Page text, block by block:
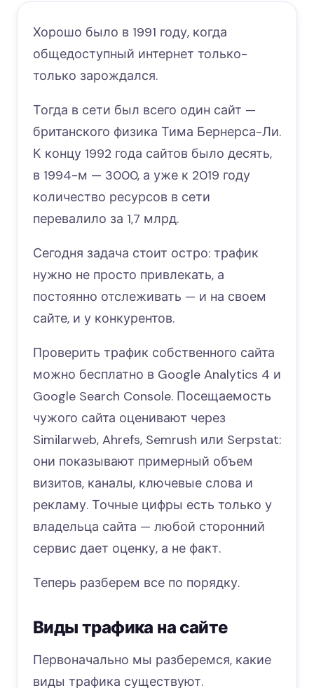
Хорошо было в 1991 году, когда
общедоступный интернет только-
только зарождался.
Тогда в сети был всего один сайт —
британского физика Тима Бернерса-Ли.
К концу 1992 года сайтов было десять,
в 1994-м — 3000, а уже к 2019 году
количество ресурсов в сети
перевалило за 1,7 млрд.
Сегодня задача стоит остро: трафик
нужно не просто привлекать, а
постоянно отслеживать — и на своем
сайте, и у конкурентов.
Проверить трафик собственного сайта
можно бесплатно в Google Analytics 4 и
Google Search Console. Посещаемость
чужого сайта оценивают через
Similarweb, Ahrefs, Semrush или Serpstat:
они показывают примерный объем
визитов, каналы, ключевые слова и
рекламу. Точные цифры есть только у
владельца сайта — любой сторонний
сервис дает оценку, а не факт.
Теперь разберем все по порядку.
Виды трафика на сайте
Первоначально мы разберемся, какие
виды трафика существуют.